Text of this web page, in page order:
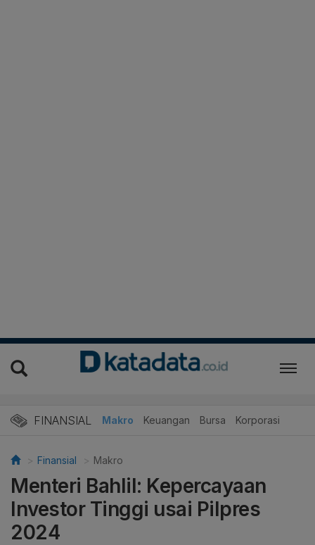
FINANSIAL Makro Keuangan Bursa Korporasi
Finansial Makro
Menteri Bahlil: Kepercayaan
Investor Tinggi usai Pilpres
2024